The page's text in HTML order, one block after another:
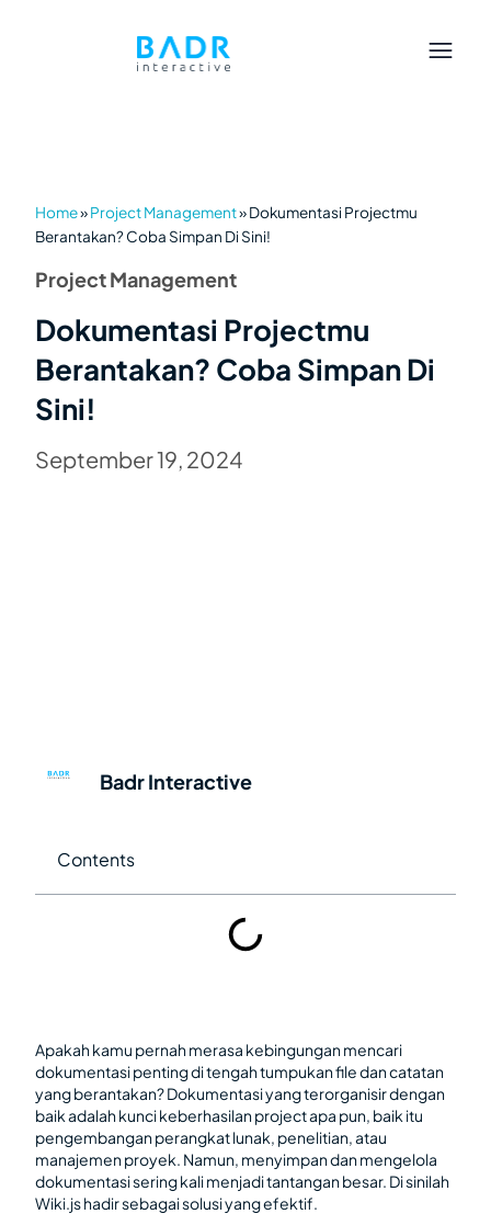
Home»Project Management»Dokumentasi Projectmu
Berantakan? Coba Simpan Di Sini!
Project Management
Dokumentasi Projectmu
Berantakan? Coba Simpan Di
Sini!
September 19, 2024
Badr Interactive
Contents
Apakah kamu pernah merasa kebingungan mencari
dokumentasi penting di tengah tumpukan file dan catatan
yang berantakan? Dokumentasi yang terorganisir dengan
baik adalah kunci keberhasilan project apa pun, baik itu
pengembangan perangkat lunak, penelitian, atau
manajemen proyek. Namun, menyimpan dan mengelola
dokumentasi sering kali menjadi tantangan besar. Di sinilah
Wiki.js hadir sebagai solusi yang efektif.